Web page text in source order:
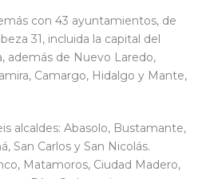
con 43 ayuntamientos, de
31, incluida la capital del
además de Nuevo Laredo,
Camargo, Hidalgo y Mante,
alcaldes: Abasolo, Bustamante,
San Carlos y San Nicolás.
Matamoros, Ciudad Madero,